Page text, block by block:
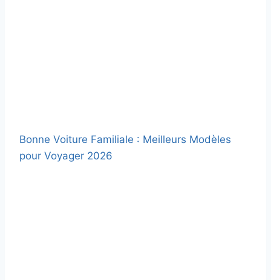
Bonne Voiture Familiale : Meilleurs Modèles
pour Voyager 2026